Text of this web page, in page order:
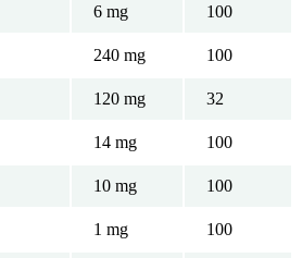
6 mg 100
240 mg 100
120 mg 32
14 mg 100
10 mg 100
1 mg 100